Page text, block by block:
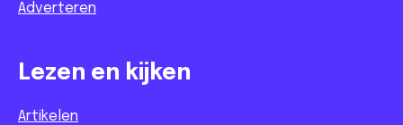
Adverteren
Lezen en kijken
Artikelen